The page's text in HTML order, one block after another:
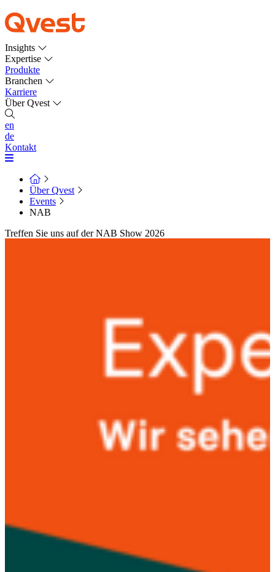
Insights
Expertise
Produkte
Branchen
Karriere
Über Qvest
en
de
Kontakt
Über Qvest
Events
NAB
Treffen Sie uns auf der NAB Show 2026